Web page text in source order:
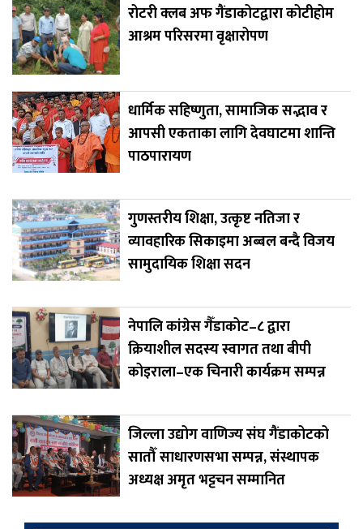
रोटरी क्लब अफ गैंडाकोटद्वारा कोटीहोम
आश्रम परिसरमा वृक्षारोपण
धार्मिक सहिष्णुता, सामाजिक सद्भाव र
आपसी एकताका लागि देवघाटमा शान्ति
पाठपारायण
गुणस्तरीय शिक्षा, उत्कृष्ट नतिजा र
व्यावहारिक सिकाइमा अब्बल बन्दै विजय
सामुदायिक शिक्षा सदन
नेपालि कांग्रेस गैँडाकोट–८ द्वारा
क्रियाशील सदस्य स्वागत तथा बीपी
कोइराला–एक चिनारी कार्यक्रम सम्पन्न
जिल्ला उद्योग वाणिज्य संघ गैंडाकोटको
सातौँ साधारणसभा सम्पन्न, संस्थापक
अध्यक्ष अमृत भट्टचन सम्मानित